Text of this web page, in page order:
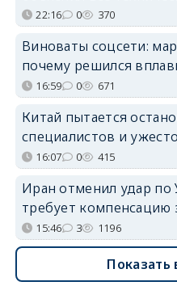
22:16 0 370
Виноваты соцсети:
почему решился
16:59 0 671
Китай пытается
специалистов и
16:07 0 415
Иран отменил удар по
требует компенсацию
15:46 3 1196
Показать